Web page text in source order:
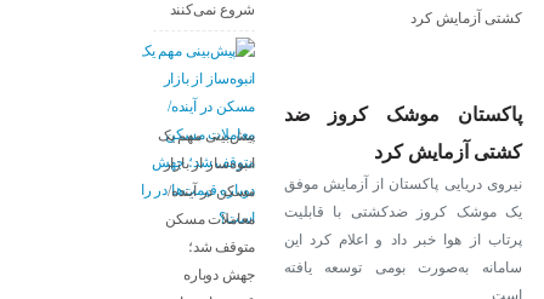
پاکستان موشک کروز ضد
کشتی آزمایش کرد
نیروی دریایی پاکستان از آزمایش موفق
یک موشک کروز ضدکشتی با قابلیت
پرتاب از هوا خبر داد و اعلام کرد این
سامانه به‌صورت بومی توسعه یافته
است.
شروع نمی‌کنند
پیش‌بینی مهم یک
انبوه‌ساز از بازار
مسکن در آینده/
معاملات مسکن
متوقف شد؛
جهش دوباره